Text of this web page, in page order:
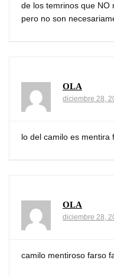
de los temrinos que NO
pero no son
OLA
diciembre 28,
lo del camilo es mentira
OLA
diciembre 28,
camilo mentiroso farso